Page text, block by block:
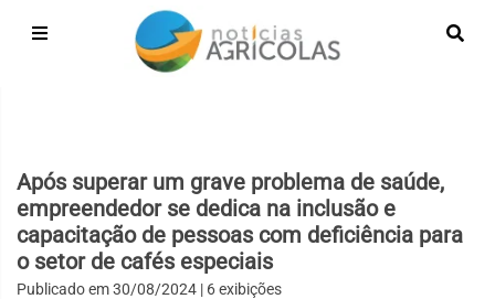
Após superar um grave problema de saúde,
empreendedor se dedica na inclusão e
capacitação de pessoas com deficiência para
o setor de cafés especiais
Publicado em30/08/2024 | 6 exibições